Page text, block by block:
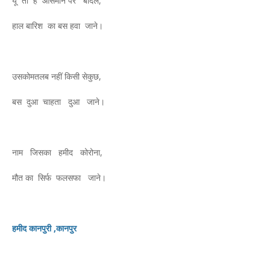
हाल बारिश का बस हवा जाने।
उसकोमतलब नहीं किसी सेकुछ,
बस दुआ चाहता दुआ जाने।
नाम जिसका हमीद कोरोना,
मौत का सिर्फ फलसफा जाने।
हमीद कानपुरी ,कानपुर